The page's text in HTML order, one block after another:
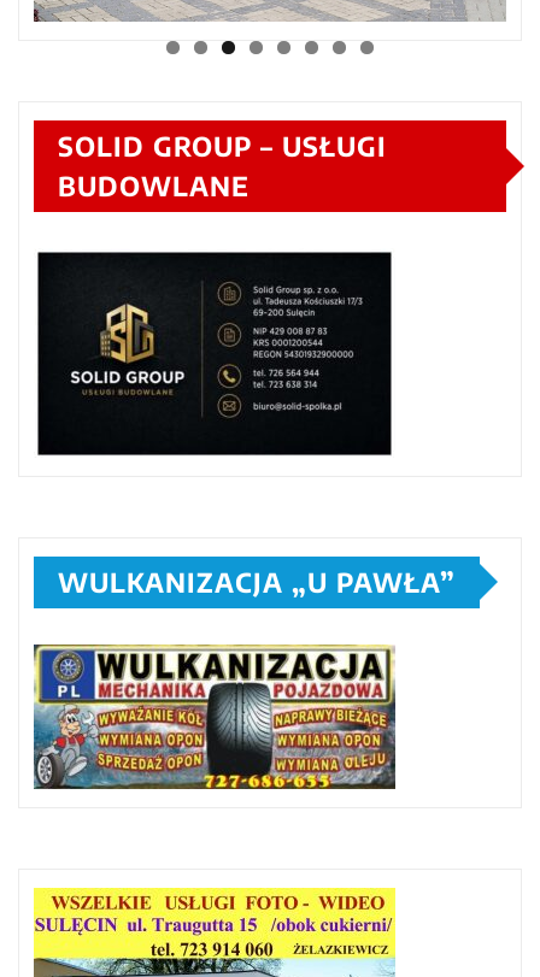
SOLID GROUP – USŁUGI
BUDOWLANE
WULKANIZACJA „U PAWŁA”